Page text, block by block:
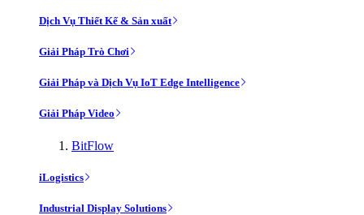
Dịch Vụ Thiết Kế & Sản xuất
Giải Pháp Trò Chơi
Giải Pháp và Dịch Vụ IoT Edge Intelligence
Giải Pháp Video
BitFlow
iLogistics
Industrial Display Solutions